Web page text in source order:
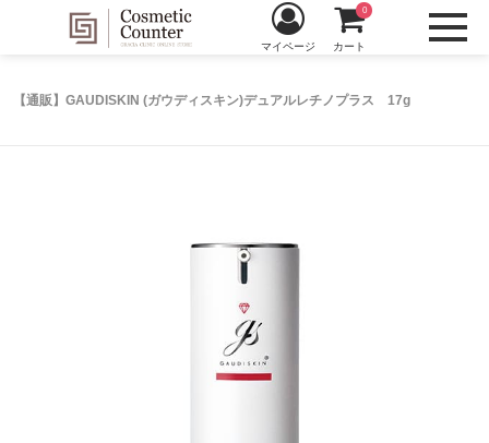
【通販】GAUDISKIN (ガウディスキン)デュアルレチノプラス 17g
マイページ カート
0